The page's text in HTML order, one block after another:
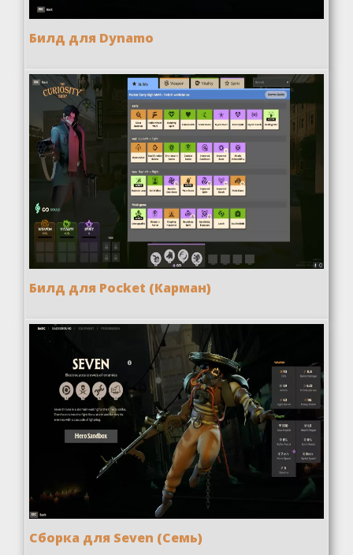
Билд для Dynamo
Билд для Pocket (Карман)
Сборка для Seven (Семь)